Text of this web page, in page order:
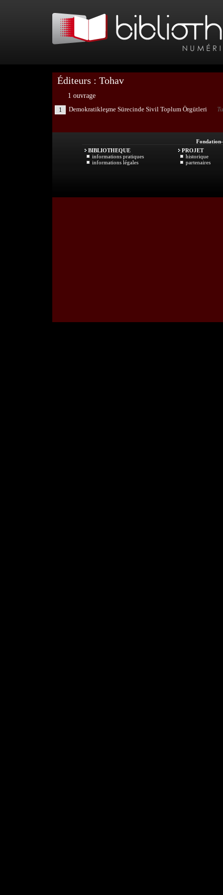
Éditeurs : Tohav
1 ouvrage
1
Demokratikleşme Sürecinde Sivil Toplum Örgütleri
Fondation
BIBLIOTHEQUE
informations pratiques
informations légales
PROJET
historique
partenaires